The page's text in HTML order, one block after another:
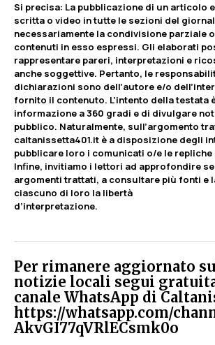
Si precisa: La pubblicazione di un articolo
scritta o video in tutte le sezioni del
necessariamente la condivisione parziale
contenuti in esso espressi. Gli elaborati
rappresentare pareri, interpretazioni e
anche soggettive. Pertanto, le
dichiarazioni sono dell’autore e/o
fornito il contenuto. L’intento della testata
informazione a 360 gradi e di divulgare
pubblico. Naturalmente, sull’argomento
caltanissetta401.it è a disposizione degli
pubblicare loro i comunicati o/e le repliche
Infine, invitiamo i lettori ad approfondire
argomenti trattati, a consultare più fonti e
ciascuno di loro la libertà
d’interpretazione.
Per rimanere aggiornato
notizie locali segui
canale WhatsApp di
https://whatsapp.com/
AkvGI77qVRlECsmk0o